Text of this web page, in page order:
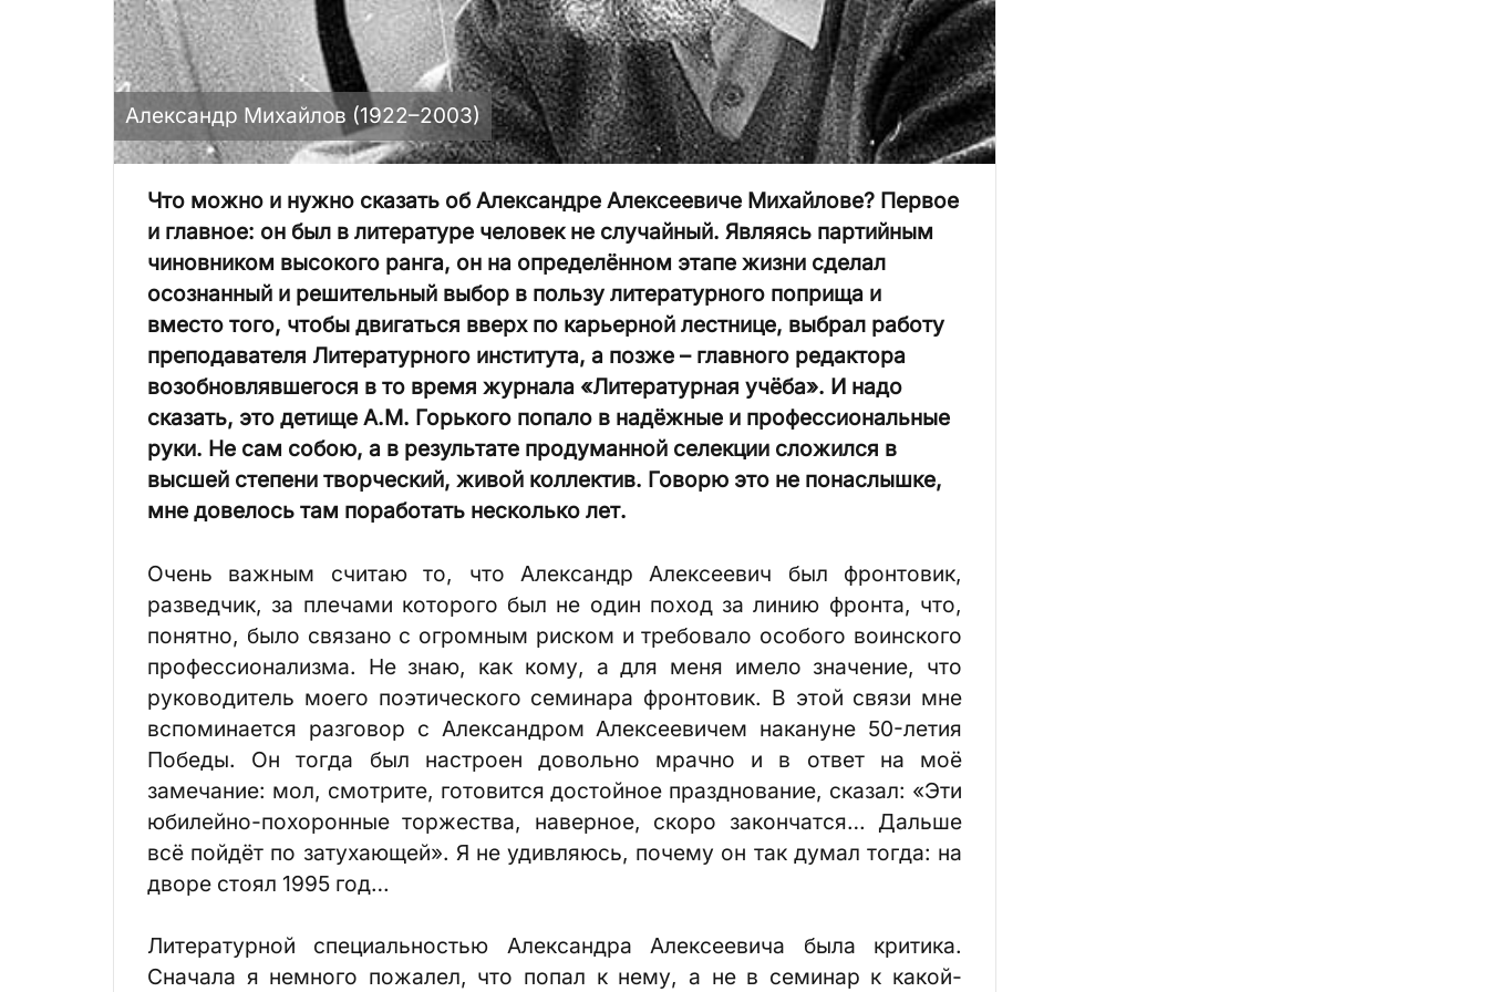
Александр Михайлов (1922–2003)
Что можно и нужно сказать об Александре Алексеевиче Михайлове? Первое
и главное: он был в литературе человек не случайный. Являясь партийным
чиновником высокого ранга, он на определённом этапе жизни сделал
осознанный и решительный выбор в пользу литературного поприща и
вместо того, чтобы двигаться вверх по карьерной лестнице, выбрал работу
преподавателя Литературного института, а позже – главного редактора
возобновлявшегося в то время журнала «Литературная учёба». И надо
сказать, это детище А.М. Горького попало в надёжные и профессиональные
руки. Не сам собою, а в результате продуманной селекции сложился в
высшей степени творческий, живой коллектив. Говорю это не понаслышке,
мне довелось там поработать несколько лет.
Очень важным считаю то, что Александр Алексеевич был фронтовик,
разведчик, за плечами которого был не один поход за линию фронта, что,
понятно, было связано с огромным риском и требовало особого воинского
профессионализма. Не знаю, как кому, а для меня имело значение, что
руководитель моего поэтического семинара фронтовик. В этой связи мне
вспоминается разговор с Александром Алексеевичем накануне 50-летия
Победы. Он тогда был настроен довольно мрачно и в ответ на моё
замечание: мол, смотрите, готовится достойное празднование, сказал: «Эти
юбилейно-похоронные торжества, наверное, скоро закончатся… Дальше
всё пойдёт по затухающей». Я не удивляюсь, почему он так думал тогда: на
дворе стоял 1995 год…
Литературной специальностью Александра Алексеевича была критика.
Сначала я немного пожалел, что попал к нему, а не в семинар к какой-